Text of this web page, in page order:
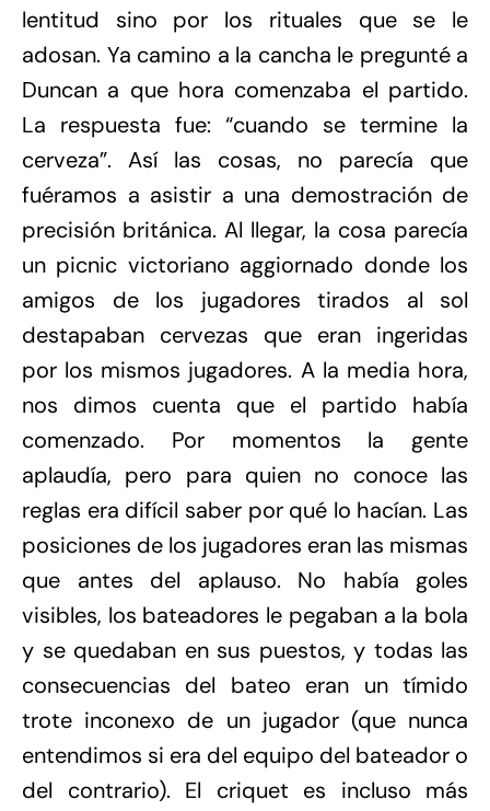
lentitud sino por los rituales que se le
adosan. Ya camino a la cancha le pregunté a
Duncan a que hora comenzaba el partido.
La respuesta fue: “cuando se termine la
cerveza”. Así las cosas, no parecía que
fuéramos a asistir a una demostración de
precisión británica. Al llegar, la cosa parecía
un picnic victoriano aggiornado donde los
amigos de los jugadores tirados al sol
destapaban cervezas que eran ingeridas
por los mismos jugadores. A la media hora,
nos dimos cuenta que el partido había
comenzado. Por momentos la gente
aplaudía, pero para quien no conoce las
reglas era difícil saber por qué lo hacían. Las
posiciones de los jugadores eran las mismas
que antes del aplauso. No había goles
visibles, los bateadores le pegaban a la bola
y se quedaban en sus puestos, y todas las
consecuencias del bateo eran un tímido
trote inconexo de un jugador (que nunca
entendimos si era del equipo del bateador o
del contrario). El criquet es incluso más